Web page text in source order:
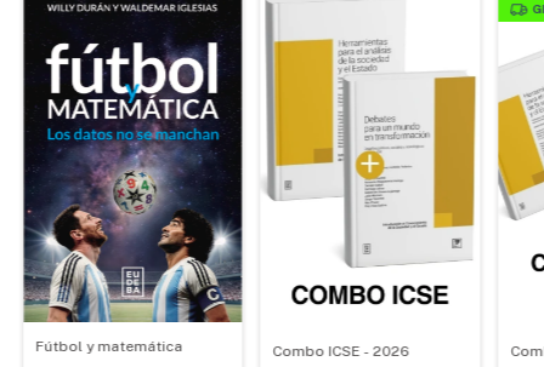
Fútbol y matemática Combo ICSE - 2026